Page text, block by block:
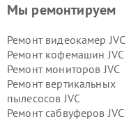
Мы ремонтируем
Ремонт видеокамер JVC
Ремонт кофемашин JVC
Ремонт мониторов JVC
Ремонт вертикальных
пылесосов JVC
Ремонт сабвуферов JVC